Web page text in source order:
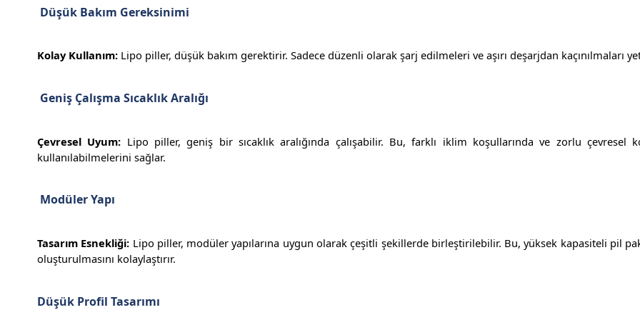
Düşük Bakım Gereksinimi
Kolay Kullanım: Lipo piller, düşük bakım gerektirir. Sadece düzenli olarak şarj edilmeleri ve aşırı deşarjdan kaçınılmaları
Geniş Çalışma Sıcaklık Aralığı
Çevresel Uyum: Lipo piller, geniş bir sıcaklık aralığında çalışabilir. Bu, farklı iklim koşullarında ve zorlu çevresel
kullanılabilmelerini sağlar.
Modüler Yapı
Tasarım Esnekliği: Lipo piller, modüler yapılarına uygun olarak çeşitli şekillerde birleştirilebilir. Bu, yüksek kapasiteli pil
oluşturulmasını kolaylaştırır.
Düşük Profil Tasarımı